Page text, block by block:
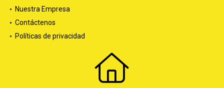
Nuestra Empresa
Contáctenos
Políticas de privacidad